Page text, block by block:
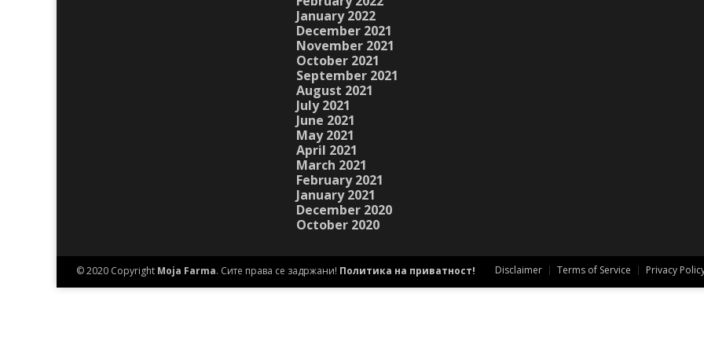
January 2022
December 2021
November 2021
October 2021
September 2021
August 2021
July 2021
June 2021
May 2021
April 2021
March 2021
February 2021
January 2021
December 2020
October 2020
© 2020 Copyright Moja Farma. Сите права се задржани! Политика на приватност! Disclaimer Terms of Service Privacy